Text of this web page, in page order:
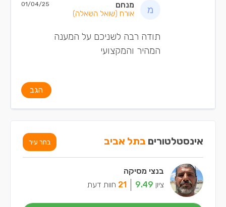
מנחם
אורח (שואל השאלה)
01/04/25
תודה רבה לשניכם על המענה
המהיר והמקצועי
הגב
אינסטלטורים בתל אביב בחר עיר
בנצי מסיקה
ציון 9.49
21 חוות דעת